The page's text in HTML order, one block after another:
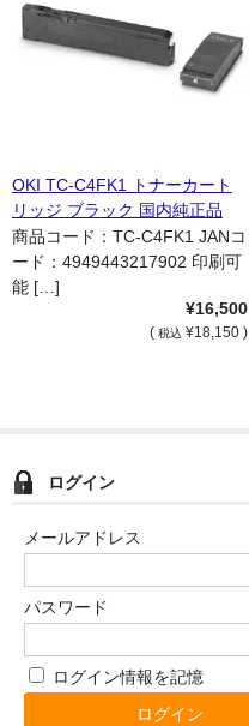
OKI TC-C4FK1 トナーカート
リッジ ブラック 国内純正品
商品コード：TC-C4FK1 JANコ
ード：4949443217902 印刷可
能 […]
¥16,500
( 税込 ¥18,150 )
ログイン
メールアドレス
パスワード
ログイン情報を記憶